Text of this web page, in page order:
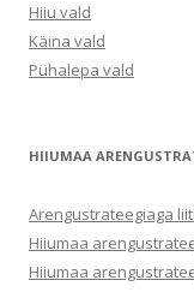
Hiiu vald
Käina vald
Pühalepa vald
HIIUMAA
Arengustrateegiaga
Hiiumaa
Hiiumaa